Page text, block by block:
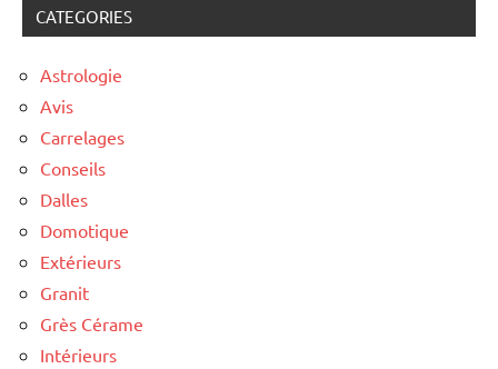
CATEGORIES
Astrologie
Avis
Carrelages
Conseils
Dalles
Domotique
Extérieurs
Granit
Grès Cérame
Intérieurs